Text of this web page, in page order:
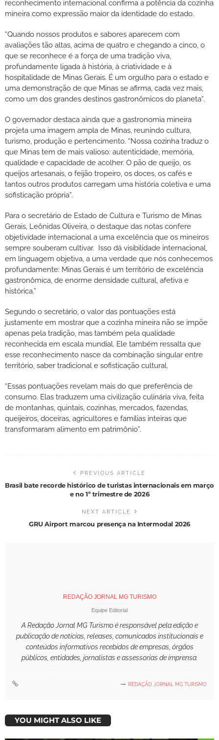
reconhecimento internacional confirma a potência da cozinha
mineira como expressão maior da identidade do estado.
“Quando nossos produtos e sabores aparecem com
avaliações tão altas, acima de quatro e chegando a cinco, o
que se reconhece é a força de uma tradição viva,
profundamente ligada à história, à criatividade e à
hospitalidade de Minas Gerais. É um orgulho para o estado e
uma demonstração de que Minas se afirma, cada vez mais,
como um dos grandes destinos gastronômicos do planeta”.
O governador destaca ainda que a gastronomia mineira
projeta uma imagem ampla de Minas, reunindo cultura,
turismo, produção e pertencimento. “Nossa cozinha traduz o
que Minas tem de mais valioso: autenticidade, memória,
qualidade e capacidade de acolher. O pão de queijo, os
queijos artesanais, o feijão tropeiro, os doces, os cafés e
tantos outros produtos carregam uma história coletiva e uma
sofisticação própria”.
Para o secretário de Estado de Cultura e Turismo de Minas
Gerais, Leônidas Oliveira, o destaque das notas confere
objetividade internacional a uma excelência que os mineiros
sempre souberam cultivar. Isso dá visibilidade internacional,
em linguagem objetiva, a uma verdade que nós conhecemos
profundamente: Minas Gerais é um território de excelência
gastronômica, de enorme densidade cultural, afetiva e
histórica.”
Segundo o secretário, o valor das pontuações está
justamente em mostrar que a cozinha mineira não se impõe
apenas pela tradição, mas também pela qualidade
reconhecida em escala mundial. Ele também ressalta que
esse reconhecimento nasce da combinação singular entre
território, saber tradicional e sofisticação cultural.
“Essas pontuações revelam mais do que preferência de
consumo. Elas traduzem uma civilização culinária viva, feita
de montanhas, quintais, cozinhas, mercados, fazendas,
queijeiros, doceiras, agricultores e famílias inteiras que
transformaram alimento em patrimônio”.
PREVIOUS ARTICLE
Brasil bate recorde histórico de turistas internacionais em março
e no 1º trimestre de 2026
NEXT ARTICLE
GRU Airport marcou presença na Intermodal 2026
REDAÇÃO JORNAL MG TURISMO
Equipe Editorial
A Redação Jornal MG Turismo é responsável pela edição e
publicação de notícias, releases, comunicados institucionais e
conteúdos informativos recebidos de empresas, órgãos
públicos, entidades, jornalistas e assessorias de imprensa.
REDAÇÃO JORNAL MG TURISMO
YOU MIGHT ALSO LIKE